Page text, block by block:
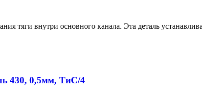
тяги внутри основного канала. Эта деталь
430, 0,5мм, ТиС/4